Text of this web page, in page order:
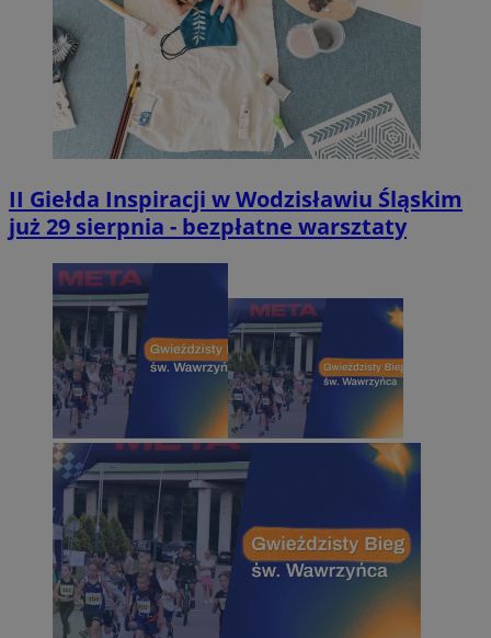
II Giełda Inspiracji w Wodzisławiu Śląskim
już 29 sierpnia - bezpłatne warsztaty